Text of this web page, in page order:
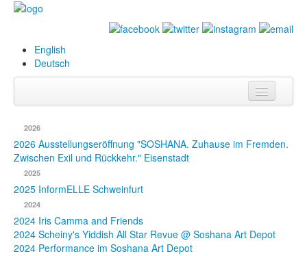
English
Deutsch
Biografie
Ausstellungen
& Projekte
2026
2026 Ausstellungseröffnung "SOSHANA. Zuhause im Fremden.
Zwischen Exil und Rückkehr." Eisenstadt
2025
2025 InformELLE Schweinfurt
2024
2024 Iris Camma and Friends
2024 Scheiny's Yiddish All Star Revue @ Soshana Art Depot
2024 Performance im Soshana Art Depot